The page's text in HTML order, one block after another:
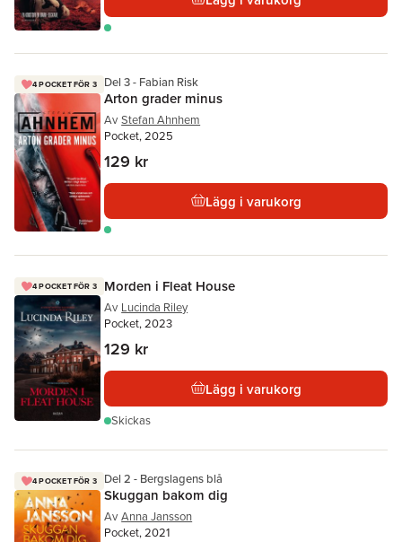
4 POCKET FÖR 3 Del 3 - Fabian Risk
Arton grader minus
Av Stefan Ahnhem
Pocket, 2025
129 kr
Lägg i varukorg
4 POCKET FÖR 3 Morden i Fleat House
Av Lucinda Riley
Pocket, 2023
129 kr
Lägg i varukorg
Skickas
4 POCKET FÖR 3 Del 2 - Bergslagens blå
Skuggan bakom dig
Av Anna Jansson
Pocket, 2021